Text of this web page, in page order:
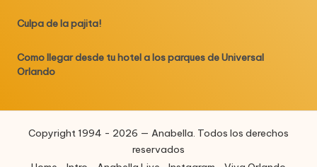
Culpa de la pajita!
Como llegar desde tu hotel a los parques de Universal
Orlando
Copyright 1994 - 2026 — Anabella. Todos los derechos
reservados